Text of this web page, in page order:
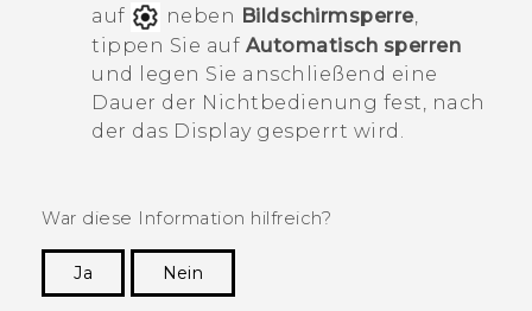
auf
neben Bildschirmsperre,
tippen Sie auf Automatisch sperren
und legen Sie anschließend eine
Dauer der Nichtbedienung fest, nach
der das Display gesperrt wird.
War diese Information hilfreich?
Ja
Nein